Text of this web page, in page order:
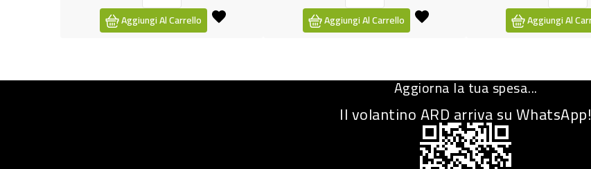
Aggiungi Al Carrello
Aggiungi Al Carrello
Aggiorna la tua spesa...
Il volantino ARD arriva su WhatsApp!